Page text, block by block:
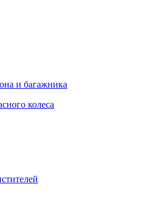
и багажника
колеса